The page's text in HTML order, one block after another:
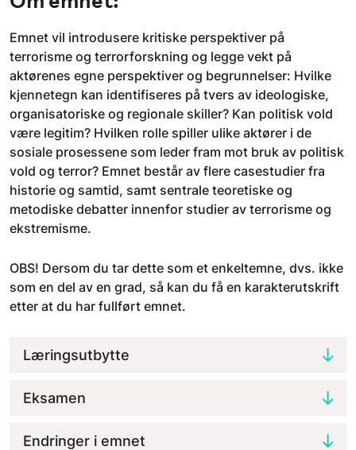
Emnet vil introdusere kritiske perspektiver på
terrorisme og terrorforskning og legge vekt på
aktørenes egne perspektiver og begrunnelser: Hvilke
kjennetegn kan identifiseres på tvers av ideologiske,
organisatoriske og regionale skiller? Kan politisk vold
være legitim? Hvilken rolle spiller ulike aktører i de
sosiale prosessene som leder fram mot bruk av politisk
vold og terror? Emnet består av flere casestudier fra
historie og samtid, samt sentrale teoretiske og
metodiske debatter innenfor studier av terrorisme og
ekstremisme.
OBS! Dersom du tar dette som et enkeltemne, dvs. ikke
som en del av en grad, så kan du få en karakterutskrift
etter at du har fullført emnet.
Læringsutbytte
Eksamen
Endringer i emnet